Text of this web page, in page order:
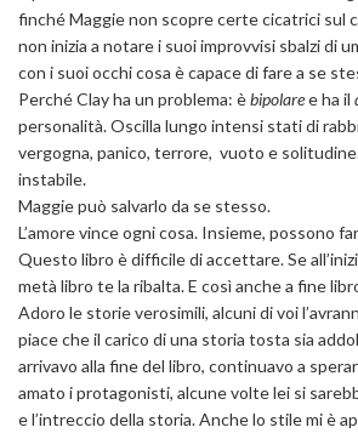
finché Maggie non scopre certe cicatrici sul
non inizia a notare i suoi improvvisi sbalzi di
con i suoi occhi cosa è capace di fare a se
Perché Clay ha un problema: èbipolaree ha il
personalità. Oscilla lungo intensi stati di
vergogna, panico, terrore, vuoto e
instabile.
Maggie può salvarlo da se stesso.
L’amore vince ogni cosa. Insieme, possono
Questo libro è difficile di accettare. Se
metà libro te la ribalta. E così anche a fine
Adoro le storie verosimili, alcuni di voi
piace che il carico di una storia tosta sia
arrivavo alla fine del libro, continuavo a
amato i protagonisti, alcune volte lei si
e l’intreccio della storia. Anche lo stile mi è